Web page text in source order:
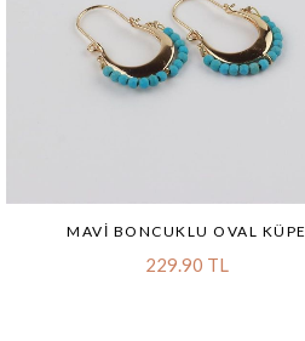
MAVI BONCUKLU OVAL KÜPE
229.90 TL